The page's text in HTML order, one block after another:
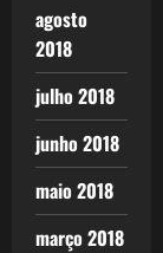
agosto
2018
julho 2018
junho 2018
maio 2018
março 2018